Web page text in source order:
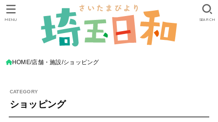
SEARCH
MENU
HOME 店舗・施設 ショッピング
ショッピング